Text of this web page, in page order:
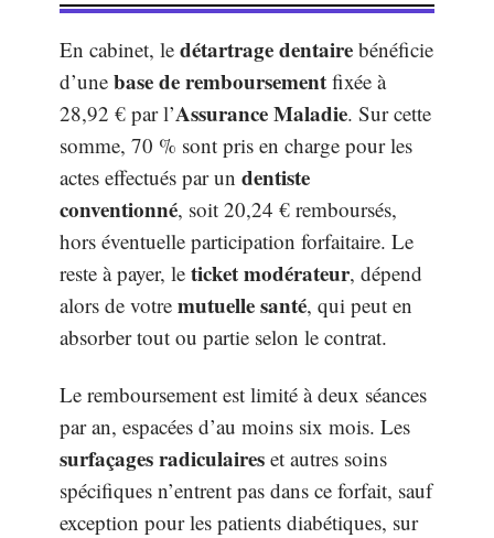
En cabinet, le détartrage dentaire bénéficie
d’une base de remboursement fixée à
28,92 € par l’Assurance Maladie. Sur cette
somme, 70 % sont pris en charge pour les
actes effectués par un dentiste
conventionné, soit 20,24 € remboursés,
hors éventuelle participation forfaitaire. Le
reste à payer, le ticket modérateur, dépend
alors de votre mutuelle santé, qui peut en
absorber tout ou partie selon le contrat.
Le remboursement est limité à deux séances
par an, espacées d’au moins six mois. Les
surfaçages radiculaires et autres soins
spécifiques n’entrent pas dans ce forfait, sauf
exception pour les patients diabétiques, sur